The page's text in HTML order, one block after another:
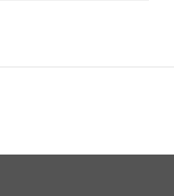
летию Центрального